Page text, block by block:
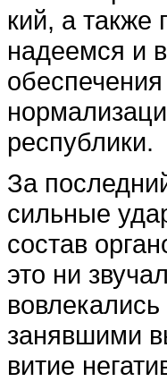
кий, а
надеемся и
республики.
За
сильные
состав
это ни
занявшими
витие